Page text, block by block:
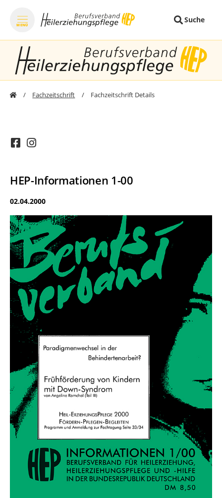
MENÜ
Suche
zum Inhalt springen
Fachzeitschrift Fachzeitschrift Details
HEP-Informationen 1-00
02.04.2000